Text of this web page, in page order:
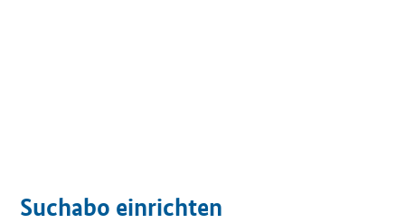
Suchabo einrichten